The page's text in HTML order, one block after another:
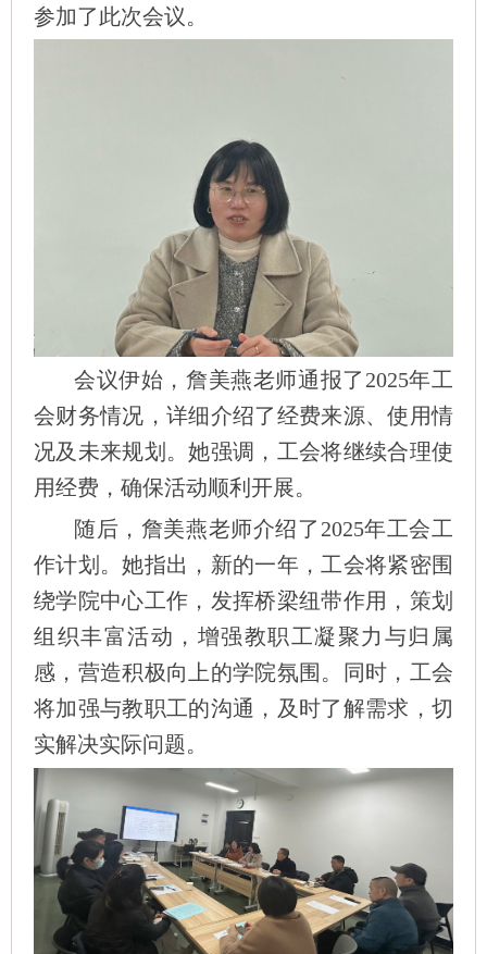
参加了此次会议。
会议伊始，詹美燕老师通报了 2025年工
会财务情况，详细介绍了经费来源、使用情
况及未来规划。她强调，工会将继续合理使
用经费，确保活动顺利开展。
随后，詹美燕老师介绍了 2025年工会工
作计划。她指出，新的一年，工会将紧密围
绕学院中心工作，发挥桥梁纽带作用，策划
组织丰富活动，增强教职工凝聚力与归属
感，营造积极向上的学院氛围。同时，工会
将加强与教职工的沟通，及时了解需求，切
实解决实际问题。